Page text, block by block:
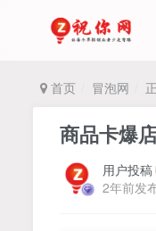
首页 冒泡网
商品卡爆
用户投稿
2年前发